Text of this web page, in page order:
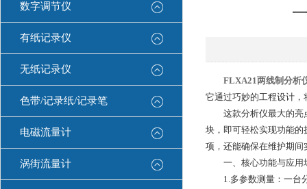
数字调节仪
有纸记录仪
无纸记录仪
色带/记录纸/记录笔
电磁流量计
涡街流量计
FLXA21两线制分析
它通过巧妙的工程设计
这款分析仪最大的亮点
块，即可轻松实现功能
项，还能确保在维护期
一、核心功能与应用
1.多参数测量：一台分